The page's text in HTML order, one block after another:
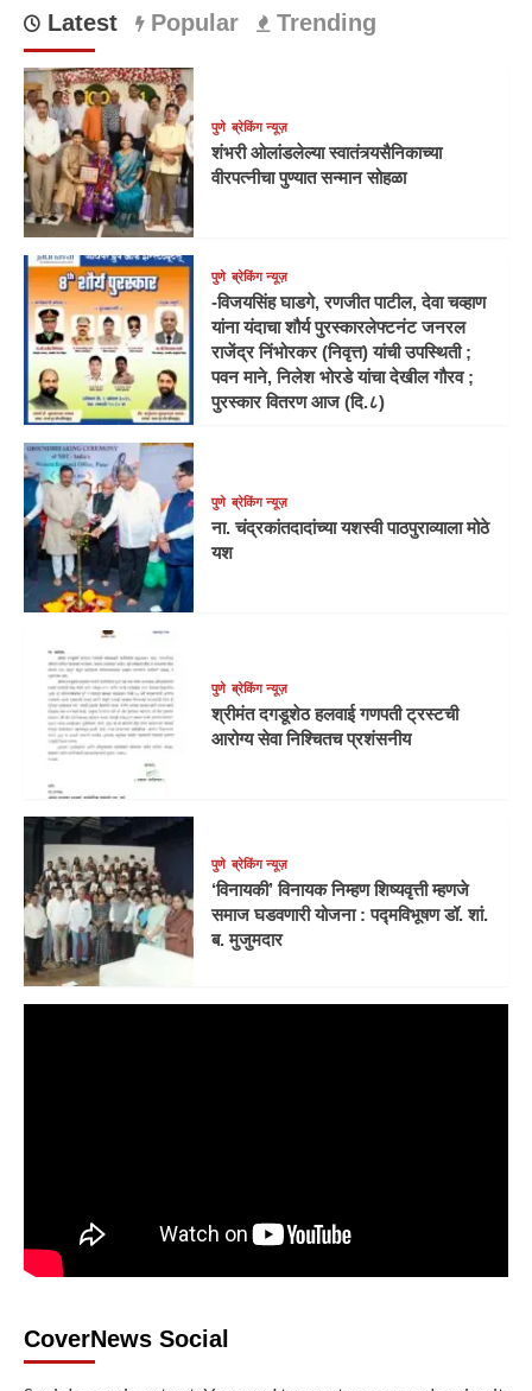
Latest Popular Trending
पुणे ब्रेकिंग न्यूज़
शंभरी ओलांडलेल्या स्वातंत्र्यसैनिकाच्या
वीरपत्नीचा पुण्यात सन्मान सोहळा
पुणे ब्रेकिंग न्यूज़
-विजयसिंह घाडगे, रणजीत पाटील, देवा चव्हाण
यांना यंदाचा शौर्य पुरस्कारलेफ्टनंट जनरल
राजेंद्र निंभोरकर (निवृत्त) यांची उपस्थिती ;
पवन माने, निलेश भोरडे यांचा देखील गौरव ;
पुरस्कार वितरण आज (दि.८)
पुणे ब्रेकिंग न्यूज़
ना. चंद्रकांतदादांच्या यशस्वी पाठपुराव्याला मोठे
यश
पुणे ब्रेकिंग न्यूज़
श्रीमंत दगडूशेठ हलवाई गणपती ट्रस्टची
आरोग्य सेवा निश्चितच प्रशंसनीय
पुणे ब्रेकिंग न्यूज़
‘विनायकी’ विनायक निम्हण शिष्यवृत्ती म्हणजे
समाज घडवणारी योजना : पद्मविभूषण डॉ. शां.
ब. मुजुमदार
CoverNews Social